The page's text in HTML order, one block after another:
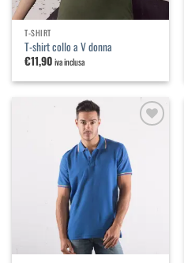
T-SHIRT
T-shirt collo a V donna
€11,90iva inclusa